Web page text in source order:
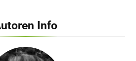
Medutox Creme im
Info